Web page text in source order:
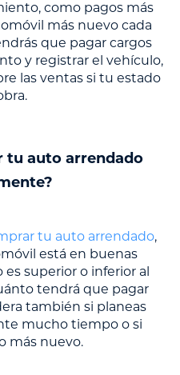
como pagos más
más nuevo cada
que pagar cargos
y registrar el vehículo,
las ventas si tu estado
tu auto arrendado
tu auto arrendado,
está en buenas
es superior o inferior al
tendrá que pagar
también si planeas
mucho tiempo o si
más nuevo.